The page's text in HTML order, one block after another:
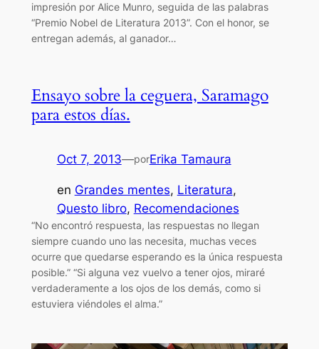
impresión por Alice Munro, seguida de las palabras
“Premio Nobel de Literatura 2013”. Con el honor, se
entregan además, al ganador…
Ensayo sobre la ceguera, Saramago
para estos días.
Oct 7, 2013—porErika Tamaura
en Grandes mentes, Literatura
Questo libro, Recomendaciones
“No encontró respuesta, las respuestas no llegan
siempre cuando uno las necesita, muchas veces
ocurre que quedarse esperando es la única respuesta
posible.” “Si alguna vez vuelvo a tener ojos, miraré
verdaderamente a los ojos de los demás, como si
estuviera viéndoles el alma.”